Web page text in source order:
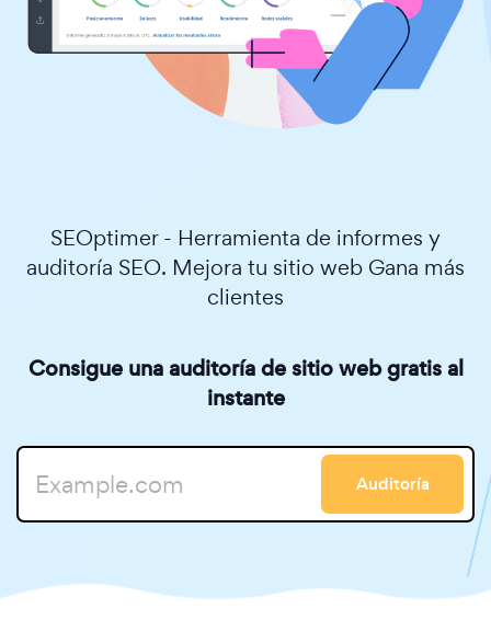
SEOptimer - Herramienta de informes y
auditoría SEO. Mejora tu sitio web Gana más
clientes
Consigue una auditoría de sitio web gratis al
instante
Auditoría